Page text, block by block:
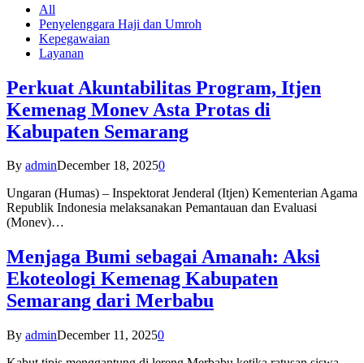
All
Penyelenggara Haji dan Umroh
Kepegawaian
Layanan
Perkuat Akuntabilitas Program, Itjen
Kemenag Monev Asta Protas di
Kabupaten Semarang
By adminDecember 18, 20250
Ungaran (Humas) – Inspektorat Jenderal (Itjen) Kementerian Agama
Republik Indonesia melaksanakan Pemantauan dan Evaluasi
(Monev)…
Menjaga Bumi sebagai Amanah: Aksi
Ekoteologi Kemenag Kabupaten
Semarang dari Merbabu
By adminDecember 11, 20250